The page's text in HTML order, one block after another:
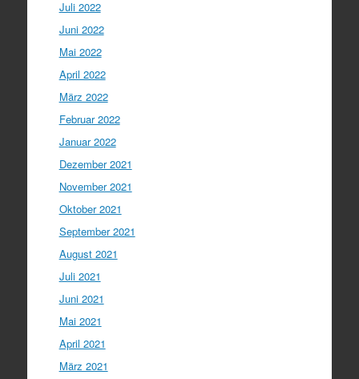
Juli 2022
Juni 2022
Mai 2022
April 2022
März 2022
Februar 2022
Januar 2022
Dezember 2021
November 2021
Oktober 2021
September 2021
August 2021
Juli 2021
Juni 2021
Mai 2021
April 2021
März 2021